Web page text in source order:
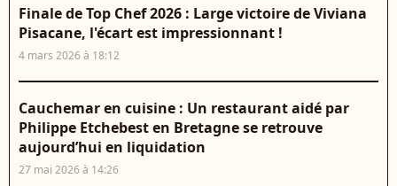
Finale de Top Chef 2026 : Large victoire de Viviana
Pisacane, l'écart est impressionnant !
4 mars 2026 à 18:12
Cauchemar en cuisine : Un restaurant aidé par
Philippe Etchebest en Bretagne se retrouve
aujourd’hui en liquidation
27 mai 2026 à 14:26